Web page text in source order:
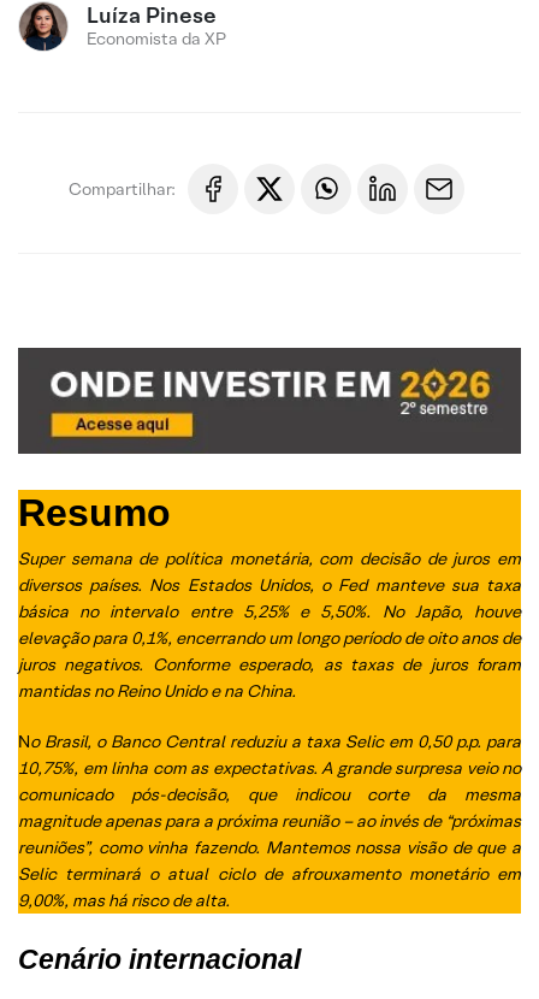
Luíza Pinese
Economista da XP
Compartilhar:
Resumo
Super semana de política monetária, com decisão de juros em
diversos países. Nos Estados Unidos, o Fed manteve sua taxa
básica no intervalo entre 5,25% e 5,50%. No Japão, houve
elevação para 0,1%, encerrando um longo período de oito anos de
juros negativos. Conforme esperado, as taxas de juros foram
mantidas no Reino Unido e na China.
No Brasil, o Banco Central reduziu a taxa Selic em 0,50 p.p. para
10,75%, em linha com as expectativas. A grande surpresa veio no
comunicado pós-decisão, que indicou corte da mesma
magnitude apenas para a próxima reunião – ao invés de “próximas
reuniões”, como vinha fazendo. Mantemos nossa visão de que a
Selic terminará o atual ciclo de afrouxamento monetário em
9,00%, mas há risco de alta.
Cenário internacional